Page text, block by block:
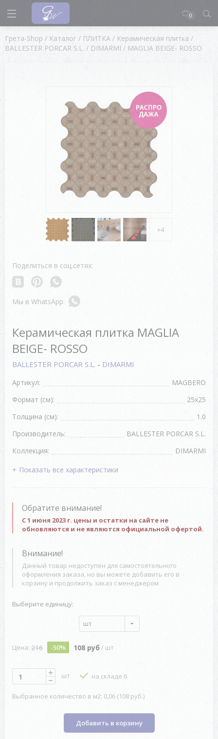
0
Грета-Shop / Каталог / ПЛИТКА / Керамическая плитка /
BALLESTER PORCAR S.L. / DIMARMI / MAGLIA BEIGE- ROSSO
+4
Поделиться в соц.сетях:
Керамическая плитка MAGLIA
BEIGE- ROSSO
BALLESTER PORCAR S.L. - DIMARMI
Артикул:
MAGBERO
Формат (см):
25x25
Толщина (см):
1.0
Производитель:
BALLESTER PORCAR S.L.
Коллекция:
DIMARMI
Показать все характеристики
Обратите внимание!
С 1 июня 2023 г. цены и остатки на сайте не
обновляются и не являются официальной офертой.
Внимание!
Данный товар недоступен для самостоятельного
оформления заказа, но вы можете добавить его в
корзину и продолжить заказ с менеджером
Выберите единицу:
шт
Цена: 216 -50% 108 руб / шт
шт на складе 6
Выбранное количество в м2: 0,06 (108 руб.)
Добавить в корзину